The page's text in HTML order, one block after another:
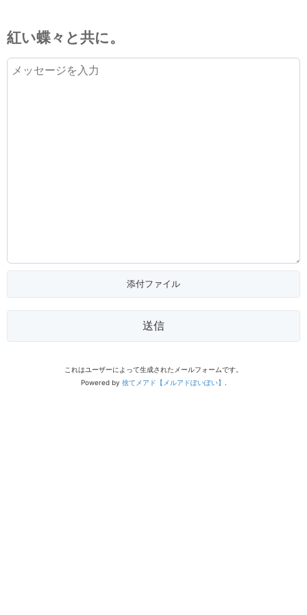
紅い蝶々と共に。
添付ファイル
送信
これはユーザーによって生成されたメールフォームです。
Powered by 捨てメアド【メルアドぽいぽい】